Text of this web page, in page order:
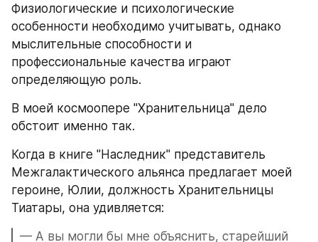
Физиологические и психологические
особенности необходимо учитывать, однако
мыслительные способности и
профессиональные качества играют
определяющую роль.
В моей космоопере "Хранительница" дело
обстоит именно так.
Когда в книге "Наследник" представитель
Межгалактического альянса предлагает моей
героине, Юлии, должность Хранительницы
Тиатары, она удивляется:
— А вы могли бы мне объяснить, старейший